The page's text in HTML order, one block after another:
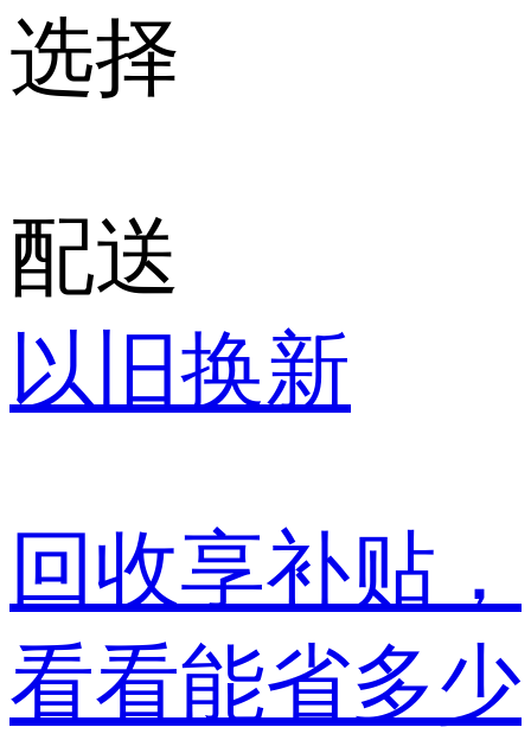
选择
配送
以旧换新
回收享补贴，
看看能省多少